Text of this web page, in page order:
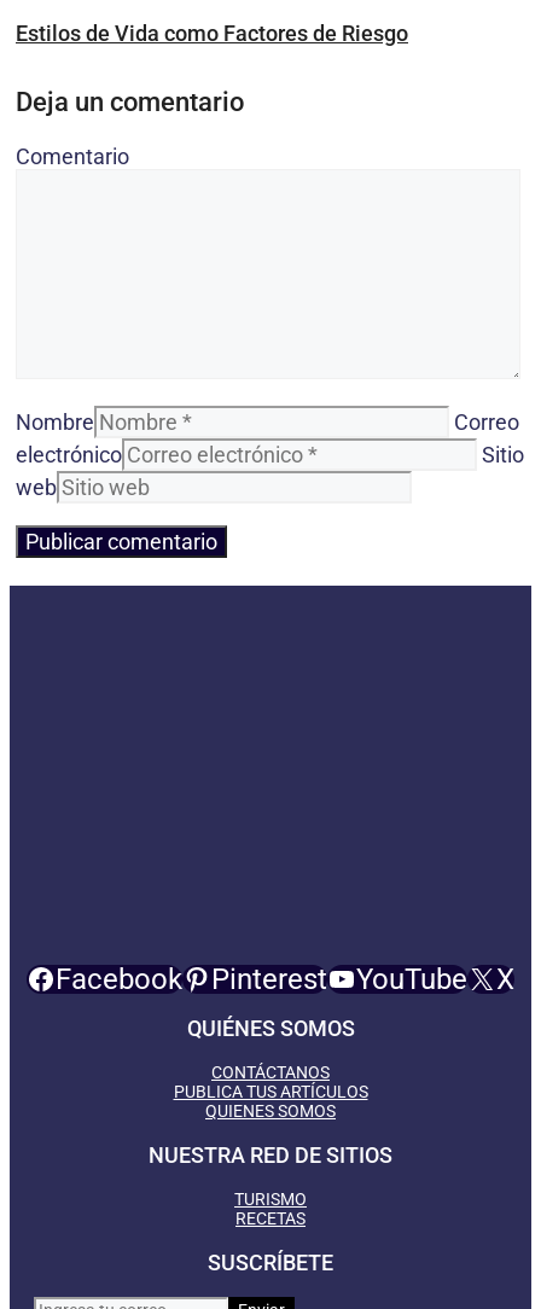
Estilos de Vida como Factores de Riesgo
Deja un comentario
Comentario
Nombre
Correo
electrónico
Sitio
web
Facebook Pinterest YouTube X
QUIÉNES SOMOS
CONTÁCTANOS
PUBLICA TUS ARTÍCULOS
QUIENES SOMOS
NUESTRA RED DE SITIOS
TURISMO
RECETAS
SUSCRÍBETE